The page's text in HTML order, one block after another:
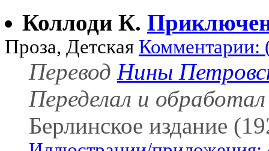
Коллоди К.
Проза, Детская Комментарии:
Перевод Нины
Переделал и
Берлинское издание